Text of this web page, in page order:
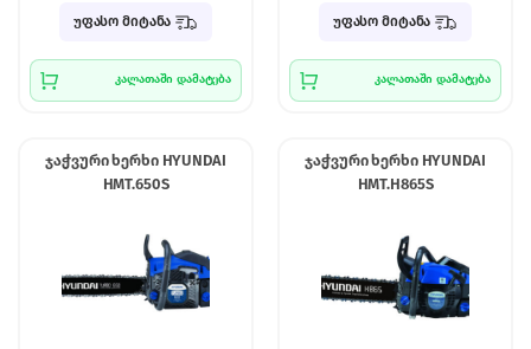
უფასო მიტანა
კალათაში დამატება
უფასო მიტანა
კალათაში დამატება
ჯაჭვური ხერხი HYUNDAI
HMT.650S
ჯაჭვური ხერხი HYUNDAI
HMT.H865S